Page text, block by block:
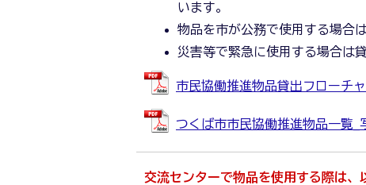
います。
物品を市が公務で使用する場合
災害等で緊急に使用する場合は
市民協働推進物品貸出フローチ
つくば市市民協働推進物品一覧
交流センターで物品を使用する際は、